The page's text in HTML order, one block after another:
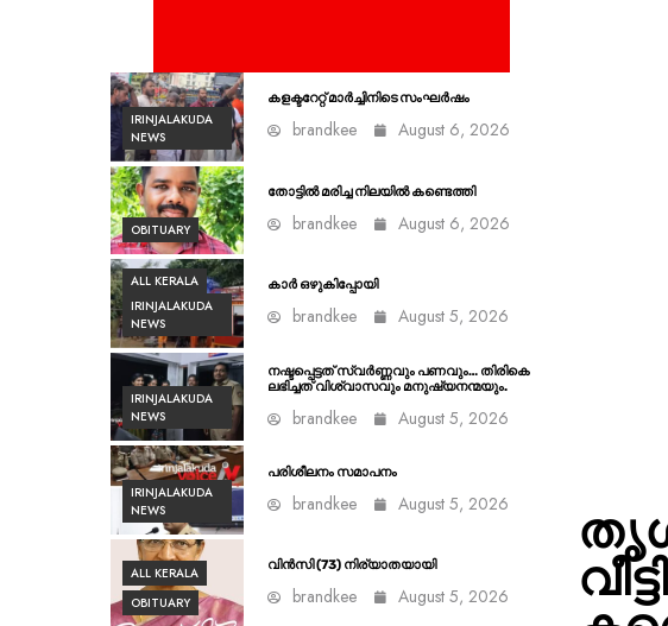
IRINJALAKUDA
NEWS
കളക്ടറേറ്റ് മാർച്ചിനിടെ സംഘർഷം
brandkee August 6, 2026
OBITUARY
തോട്ടിൽ മരിച്ച നിലയിൽ കണ്ടെത്തി
brandkee August 6, 2026
ALL KERALA
IRINJALAKUDA
NEWS
കാർ ഒഴുകിപ്പോയി
brandkee August 5, 2026
IRINJALAKUDA
NEWS
നഷ്ടപ്പെട്ടത് സ്വർണ്ണവും പണവും… തിരികെ
ലഭിച്ചത് വിശ്വാസവും മനുഷ്യനന്മയും.
brandkee August 5, 2026
IRINJALAKUDA
NEWS
പരിശീലനം സമാപനം
brandkee August 5, 2026
ALL KERALA
OBITUARY
വിൻസി (73) നിര്യാതയായി
brandkee August 5, 2026